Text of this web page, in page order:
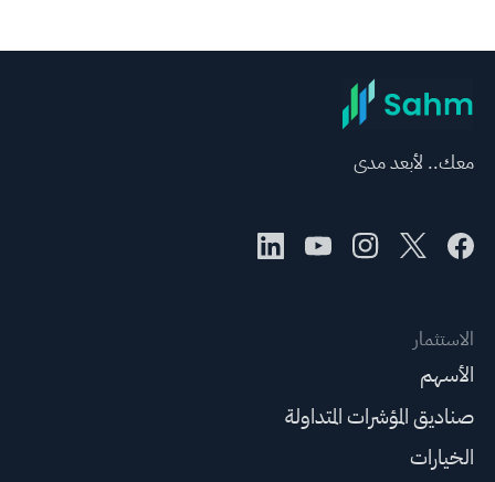
معك.. لأبعد مدى
الاستثمار
الأسهم
صناديق المؤشرات المتداولة
الخيارات